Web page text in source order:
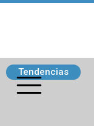
Tendencias